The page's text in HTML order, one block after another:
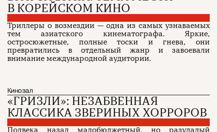
В КОРЕЙСКОМ КИНО
Триллеры о возмездии — одна из самых узнаваемых
тем азиатского кинематографа. Яркие,
остросюжетные, полные тоски и гнева, они
превратились в отдельный жанр и завоевали
внимание международной аудитории.
Кинозал
«ГРИЗЛИ»: НЕЗАБВЕННАЯ
КЛАССИКА ЗВЕРИНЫХ ХОРРОРОВ
Полвека назад малобюджетный, но разудалый